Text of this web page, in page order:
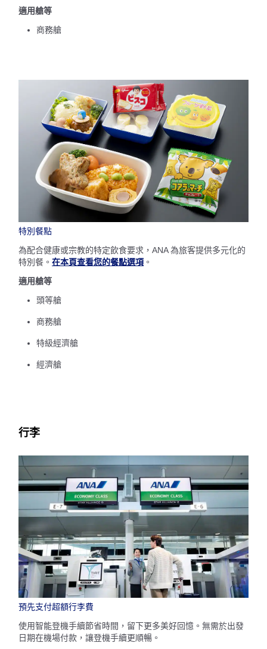
適用艙等
商務艙
特別餐點
為配合健康或宗教的特定飲食要求，ANA 為旅客提供多元化的
特別餐。 在本頁查看您的餐點選項 。
適用艙等
頭等艙
商務艙
特級經濟艙
經濟艙
行李
預先支付超額行李費
使用智能登機手續節省時間，留下更多美好回憶。無需於出發
日期在機場付款，讓登機手續更順暢。